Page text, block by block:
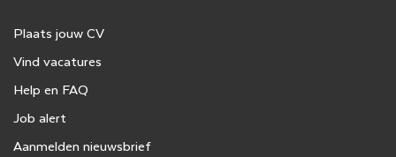
Plaats jouw CV
Vind vacatures
Help en FAQ
Job alert
Aanmelden nieuwsbrief